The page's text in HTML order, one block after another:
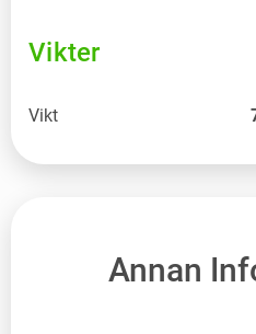
Vikter
Vikt
Annan